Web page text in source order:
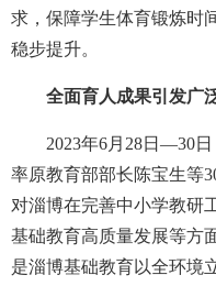
求，保障学生体育锻炼时
稳步提升。
全面育人成果引发广
2023年6月28日—30日
率原教育部部长陈宝生等
对淄博在完善中小学教研
基础教育高质量发展等方
是淄博基础教育以全环境